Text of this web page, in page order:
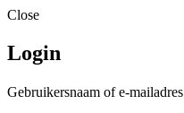
Close
Login
Gebruikersnaam of e-mailadres